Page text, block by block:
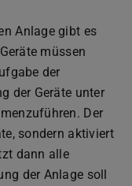
Anlage gibt es
müssen
der
der Geräte unter
Der
sondern aktiviert
dann alle
der Anlage soll